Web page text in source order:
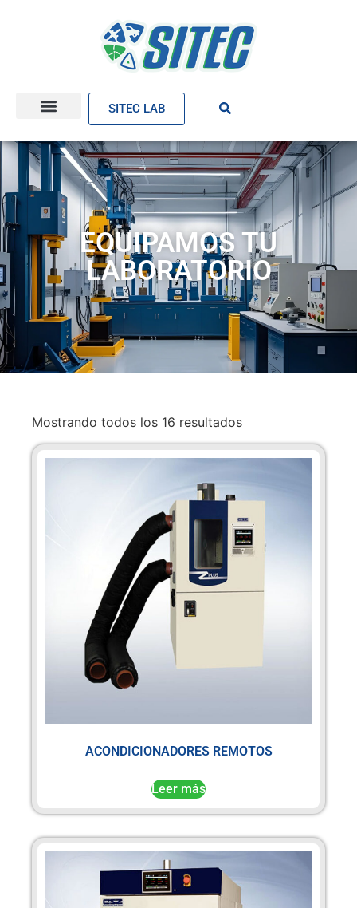
SITEC LAB
EQUIPAMOS TU
LABORATORIO
Mostrando todos los 16 resultados
ACONDICIONADORES REMOTOS
Leer más